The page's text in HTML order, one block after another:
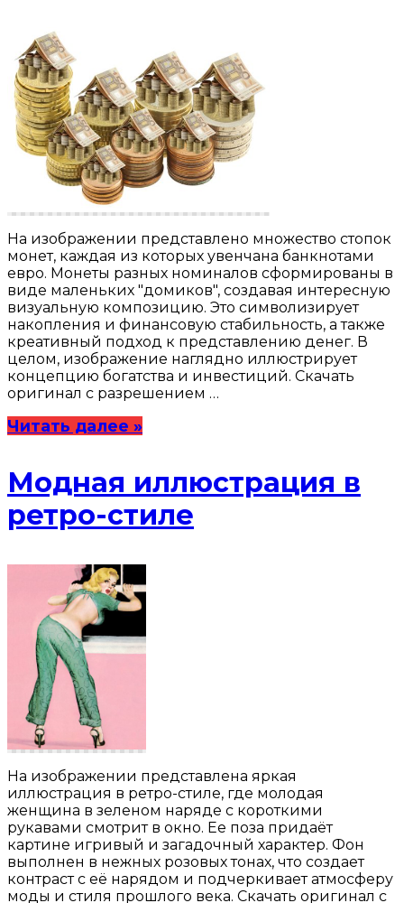
На изображении представлено множество стопок
монет, каждая из которых увенчана банкнотами
евро. Монеты разных номиналов сформированы в
виде маленьких "домиков", создавая интересную
визуальную композицию. Это символизирует
накопления и финансовую стабильность, а также
креативный подход к представлению денег. В
целом, изображение наглядно иллюстрирует
концепцию богатства и инвестиций. Скачать
оригинал с разрешением …
Читать далее »
Модная иллюстрация в
ретро-стиле
На изображении представлена яркая
иллюстрация в ретро-стиле, где молодая
женщина в зеленом наряде с короткими
рукавами смотрит в окно. Ее поза придаёт
картине игривый и загадочный характер. Фон
выполнен в нежных розовых тонах, что создает
контраст с её нарядом и подчеркивает атмосферу
моды и стиля прошлого века. Скачать оригинал с